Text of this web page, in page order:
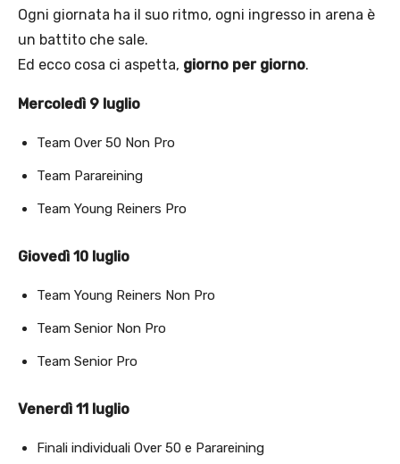
Ogni giornata ha il suo ritmo, ogni ingresso in arena è
un battito che sale.
Ed ecco cosa ci aspetta, giorno per giorno.
Mercoledì 9 luglio
Team Over 50 Non Pro
Team Parareining
Team Young Reiners Pro
Giovedì 10 luglio
Team Young Reiners Non Pro
Team Senior Non Pro
Team Senior Pro
Venerdì 11 luglio
Finali individuali Over 50 e Parareining